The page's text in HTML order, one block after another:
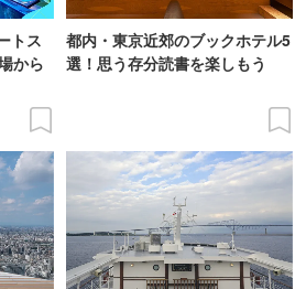
トス
から
都内・東京近郊のブックホテル5
選！思う存分読書を楽しもう